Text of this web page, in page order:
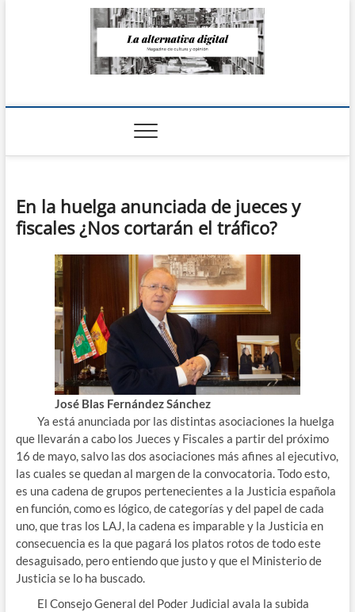
La Alternativa
En la huelga anunciada de jueces y
fiscales ¿Nos cortarán el tráfico?
José Blas Fernández Sánchez
Ya está anunciada por las distintas asociaciones la huelga
que llevarán a cabo los Jueces y Fiscales a partir del próximo
16 de mayo, salvo las dos asociaciones más afines al ejecutivo,
las cuales se quedan al margen de la convocatoria. Todo esto,
es una cadena de grupos pertenecientes a la Justicia española
en función, como es lógico, de categorías y del papel de cada
uno, que tras los LAJ, la cadena es imparable y la Justicia en
consecuencia es la que pagará los platos rotos de todo este
desaguisado, pero entiendo que justo y que el Ministerio de
Justicia se lo ha buscado.
El Consejo General del Poder Judicial avala la subida